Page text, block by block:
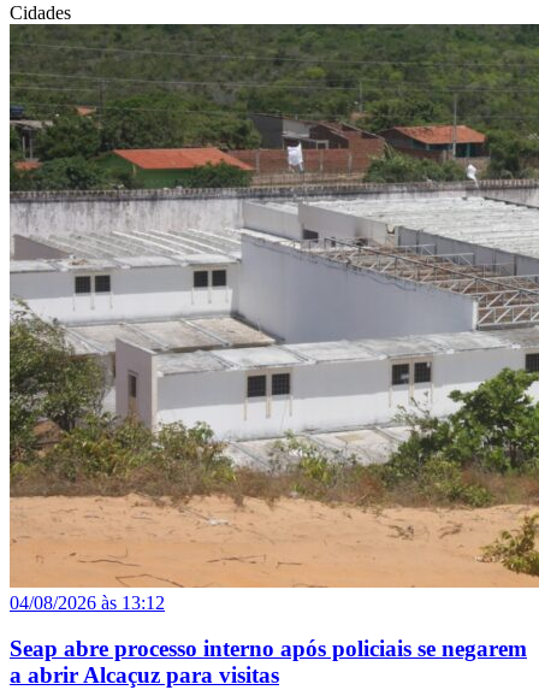
Cidades
04/08/2026 às 13:12
Seap abre processo interno após policiais se negarem
a abrir Alcaçuz para visitas